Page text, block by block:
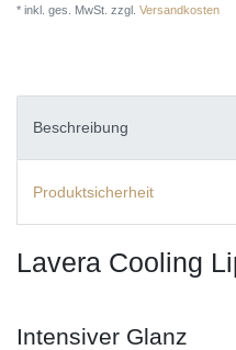
* inkl. ges. MwSt. zzgl. Versandkosten
Beschreibung
Produktsicherheit
Lavera Cooling
Intensiver Glanz